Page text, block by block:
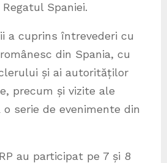
Spaniei.
a cuprins întrevederi cu
din Spania, cu
și ai autorităților
precum și vizite ale
o serie de evenimente din
au participat pe 7 și 8